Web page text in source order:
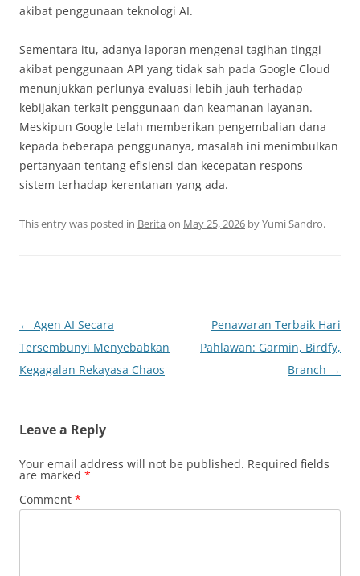
akibat penggunaan teknologi AI.
Sementara itu, adanya laporan mengenai tagihan tinggi
akibat penggunaan API yang tidak sah pada Google Cloud
menunjukkan perlunya evaluasi lebih jauh terhadap
kebijakan terkait penggunaan dan keamanan layanan.
Meskipun Google telah memberikan pengembalian dana
kepada beberapa penggunanya, masalah ini menimbulkan
pertanyaan tentang efisiensi dan kecepatan respons
sistem terhadap kerentanan yang ada.
This entry was posted in Berita on May 25, 2026 byYumi Sandro.
Post
navigation
← Agen AI Secara
Tersembunyi Menyebabkan
Kegagalan Rekayasa Chaos
Penawaran Terbaik Hari
Pahlawan: Garmin, Birdfy,
Branch →
Leave a Reply
Your email address will not be published. Required fields
are marked *
Comment *